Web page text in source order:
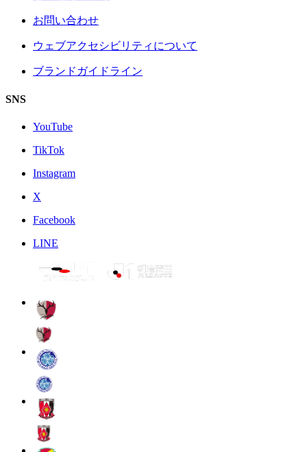
お問い合わせ
ウェブアクセシビリティについて
ブランドガイドライン
SNS
YouTube
TikTok
Instagram
X
Facebook
LINE